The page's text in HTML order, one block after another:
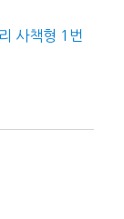
사책형 1번